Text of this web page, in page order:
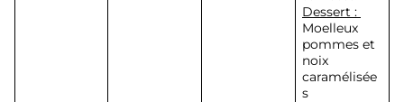
Dessert :
Moelleux
pommes et
noix
caramélisée
s